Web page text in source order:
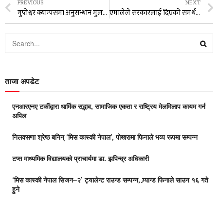
PREVIOUS
गुप्तेश्वर क्याम्पसमा अनुसन्धान मुलक अन्तराष्ट्रिय सम्मेलन हुने
NEXT
एमालेले सरकारलाई दिएको समर्थन फिर्ता
ताजा अपडेट
एनआरएनए टर्कीद्वारा धार्मिक सद्भाव, सामाजिक एकता र राष्ट्रिय मेलमिलाप कायम गर्न
अपिल
निलक्सणा श्रेष्ठ बनिन् ‘मिस कास्की नेपाल’, पोखरामा फिनाले भव्य रूपमा सम्पन्न
टप्स माध्यमिक विद्यालयको प्राचार्यमा डा. झपिन्द्र अधिकारी
‘मिस कास्की नेपाल सिजन–२’ ट्यालेन्ट राउन्ड सम्पन्न, ग्र्यान्ड फिनाले साउन १६ गते
हुने